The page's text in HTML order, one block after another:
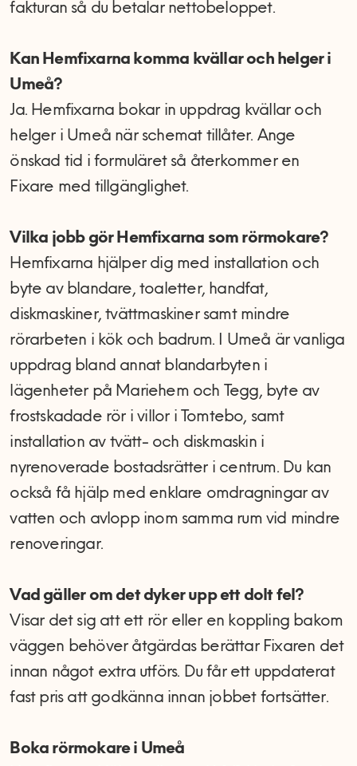
fakturan så du betalar nettobeloppet.
Kan Hemfixarna komma kvällar och helger i
Umeå?
Ja. Hemfixarna bokar in uppdrag kvällar och
helger i Umeå när schemat tillåter. Ange
önskad tid i formuläret så återkommer en
Fixare med tillgänglighet.
Vilka jobb gör Hemfixarna som rörmokare?
Hemfixarna hjälper dig med installation och
byte av blandare, toaletter, handfat,
diskmaskiner, tvättmaskiner samt mindre
rörarbeten i kök och badrum. I Umeå är vanliga
uppdrag bland annat blandarbyten i
lägenheter på Mariehem och Tegg, byte av
frostskadade rör i villor i Tomtebo, samt
installation av tvätt- och diskmaskin i
nyrenoverade bostadsrätter i centrum. Du kan
också få hjälp med enklare omdragningar av
vatten och avlopp inom samma rum vid mindre
renoveringar.
Vad gäller om det dyker upp ett dolt fel?
Visar det sig att ett rör eller en koppling bakom
väggen behöver åtgärdas berättar Fixaren det
innan något extra utförs. Du får ett uppdaterat
fast pris att godkänna innan jobbet fortsätter.
Boka rörmokare i Umeå